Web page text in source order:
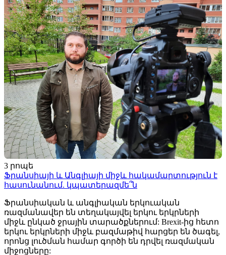
3 րոպե
Ֆրանսիայի և Անգլիայի միջև հակամարտություն է
հասունանում. կպատերազմե՞ն
Ֆրանսիական և անգլիական երկուական
ռազմանավեր են տեղակայվել երկու երկրների
միջև ընկած ջրային տարածքներում: Brexit-ից հետո
երկու երկրների միջև բազմաթիվ հարցեր են ծագել,
որոնց լուծման համար գործի են դրվել ռազմական
միջոցները: